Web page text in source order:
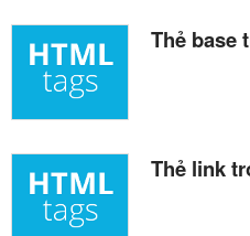
Thẻ base
Thẻ link